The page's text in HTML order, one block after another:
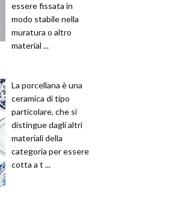
essere fissata in
modo stabile nella
muratura o altro
material ...
La porcellana è una
ceramica di tipo
particolare, che si
distingue dagli altri
materiali della
categoria per essere
cotta a t ...